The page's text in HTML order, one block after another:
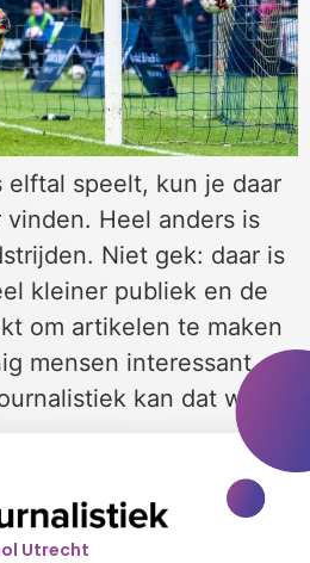
elftal speelt, kun je daar
Heel anders is
Niet gek: daar is
kleiner publiek en de
om artikelen te maken
mensen interessant
kan dat wel.
Utrecht